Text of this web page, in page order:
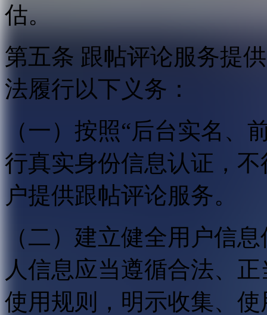
估。
第五条 跟帖评论服务提
法履行以下义务：
（一）按照“后台实名、
行真实身份信息认证，
户提供跟帖评论服务。
（二）建立健全用户信
人信息应当遵循合法、
使用规则，明示收集、